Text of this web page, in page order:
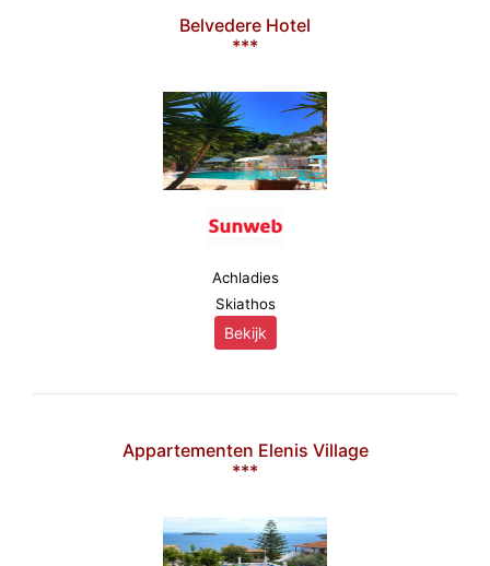
Belvedere Hotel
***
Achladies
Skiathos
Bekijk
Appartementen Elenis Village
***